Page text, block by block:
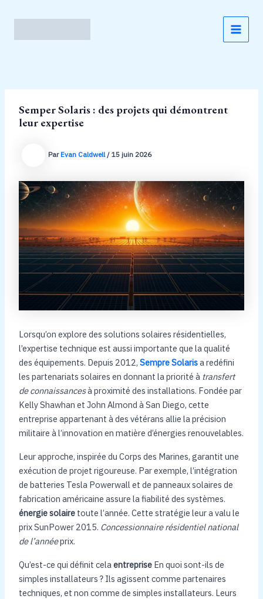
Semper Solaris : des projets qui démontrent
leur expertise
ParEvan Caldwell / 15 juin 2026
Lorsqu’on explore des solutions solaires résidentielles,
l’expertise technique est aussi importante que la qualité
des équipements. Depuis 2012, Sempre Solarisa redéfini
les partenariats solaires en donnant la priorité à transfert
de connaissancesà proximité des installations. Fondée par
Kelly Shawhan et John Almond à San Diego, cette
entreprise appartenant à des vétérans allie la précision
militaire à l’innovation en matière d’énergies renouvelables.
Leur approche, inspirée du Corps des Marines, garantit une
exécution de projet rigoureuse. Par exemple, l’intégration
de batteries Tesla Powerwall et de panneaux solaires de
fabrication américaine assure la fiabilité des systèmes.
énergie solairetoute l’année. Cette stratégie leur a valu le
prix SunPower 2015. Concessionnaire résidentiel national
de l’annéeprix.
Qu’est-ce qui définit cela entrepriseEn quoi sont-ils de
simples installateurs ? Ils agissent comme partenaires
techniques, et non comme de simples installateurs. Leurs